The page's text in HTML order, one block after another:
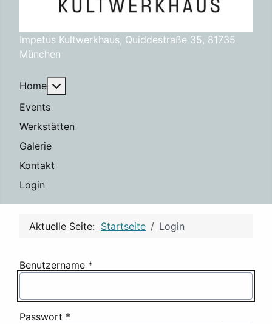
Impetus Kultwerkhaus, Quiddestraße 35, 81735
München
Home
Events
Werkstätten
Galerie
Kontakt
Login
Aktuelle Seite: Startseite Login
Benutzername *
Passwort *